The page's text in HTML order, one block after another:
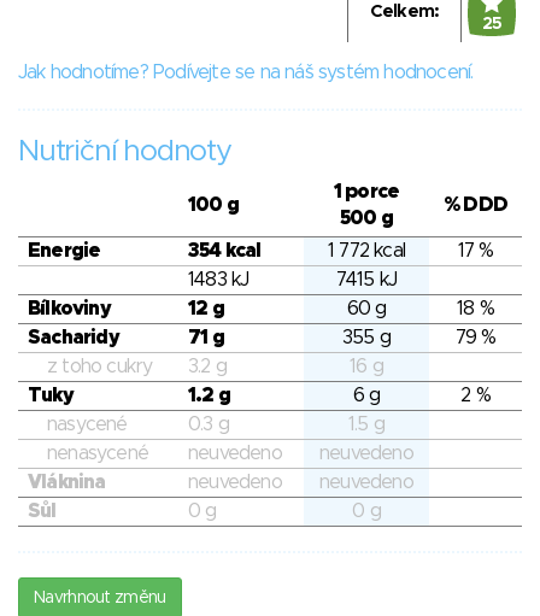
Celkem:
25
Jak hodnotíme? Podívejte se na náš systém hodnocení.
Nutriční hodnoty
100 g
1 porce
500 g
% DDD
Energie 354 kcal 1 772 kcal
17 %
1483 kJ
7415 kJ
Bílkoviny
12 g 60 g
18 %
Sacharidy
71 g 355 g
79 %
z toho cukry
3.2 g
16 g
Tuky
1.2 g 6 g
2 %
nasycené
0.3 g
1.5 g
nenasycené
neuvedeno
neuvedeno
Vláknina
neuvedeno
neuvedeno
Sůl
0 g 0 g
Navrhnout změnu